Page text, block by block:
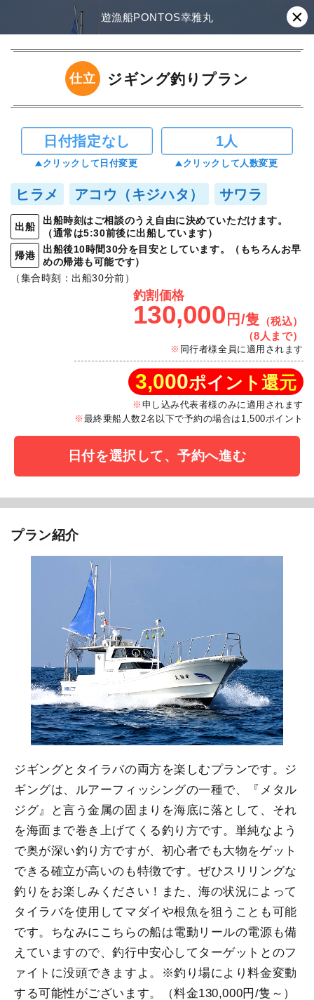
遊漁船PONTOS幸雅丸
仕立 ジギング釣りプラン
日付指定なし
クリックして日付変更
1人
クリックして人数変更
ヒラメ アコウ（キジハタ） サワラ
出船
出船時刻はご相談のうえ自由に決めていただけます。
（通常は5:30前後に出船しています）
帰港
出船後10時間30分を目安としています。（もちろんお早
めの帰港も可能です）
（集合時刻：出船30分前）
釣割価格
130,000 円/隻
（税込）
（8人まで）
同行者様全員に適用されます
3,000ポイント還元
申し込み代表者様のみに適用されます
最終乗船人数2名以下で予約の場合は1,500ポイント
日付を選択して、予約へ進む
プラン紹介
ジギングとタイラバの両方を楽しむプランです。ジ
ギングは、ルアーフィッシングの一種で、『メタル
ジグ』と言う金属の固まりを海底に落として、それ
を海面まで巻き上げてくる釣り方です。単純なよう
で奥が深い釣り方ですが、初心者でも大物をゲット
できる確立が高いのも特徴です。ぜひスリリングな
釣りをお楽しみください！また、海の状況によって
タイラバを使用してマダイや根魚を狙うことも可能
です。ちなみにこちらの船は電動リールの電源も備
えていますので、釣行中安心してターゲットとのフ
ァイトに没頭できますよ。※釣り場により料金変動
する可能性がございます。（料金130,000円/隻～）